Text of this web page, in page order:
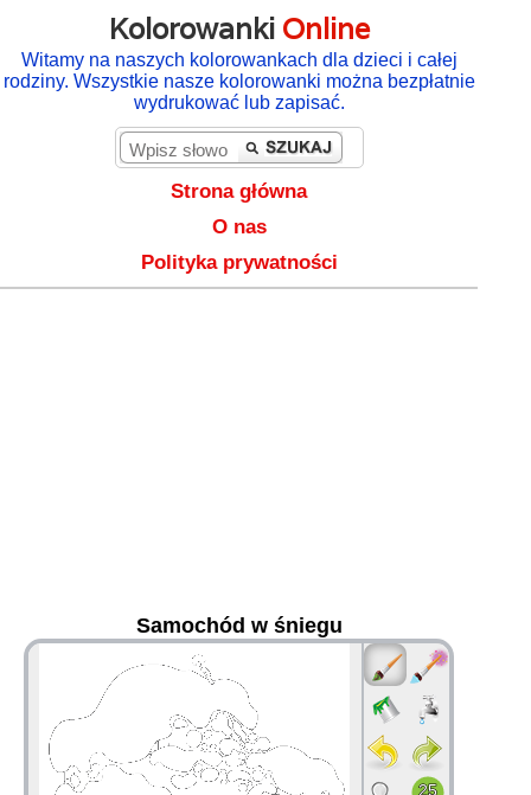
Kolorowanki Online
Witamy na naszych kolorowankach dla dzieci i całej
rodziny. Wszystkie nasze kolorowanki można bezpłatnie
wydrukować lub zapisać.
Strona główna
O nas
Polityka prywatności
Samochód w śniegu